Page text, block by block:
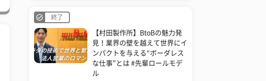
終了
【村田製作所】BtoBの魅力発
見！業界の壁を越えて世界にイ
ンパクトを与える“ボーダレス
な仕事”とは #先輩ロールモデ
ル